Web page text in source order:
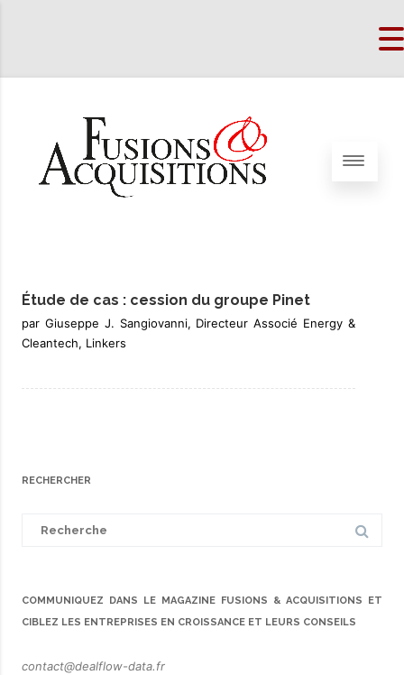
Étude de cas : cession du groupe Pinet
par Giuseppe J. Sangiovanni, Directeur Associé Energy &
Cleantech, Linkers
RECHERCHER
COMMUNIQUEZ DANS LE MAGAZINE FUSIONS & ACQUISITIONS ET
CIBLEZ LES ENTREPRISES EN CROISSANCE ET LEURS CONSEILS
contact@dealflow-data.fr